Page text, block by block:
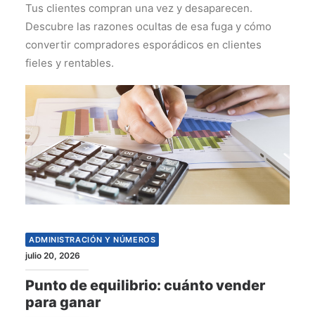
Tus clientes compran una vez y desaparecen.
Descubre las razones ocultas de esa fuga y cómo
convertir compradores esporádicos en clientes
fieles y rentables.
ADMINISTRACIÓN Y NÚMEROS
julio 20, 2026
Punto de equilibrio: cuánto vender
para ganar